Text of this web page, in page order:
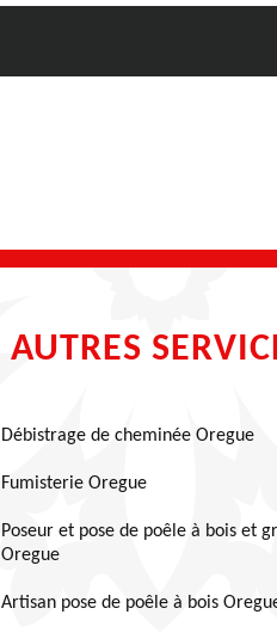
AUTRES
Débistrage de cheminée Oregue
Fumisterie Oregue
Poseur et pose de poêle à bois et
Oregue
Artisan pose de poêle à bois